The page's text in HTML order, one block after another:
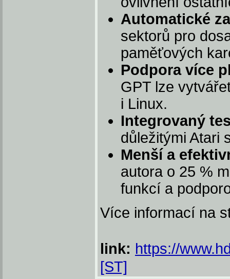
Automatické
sektorů pro
paměťových
Podpora více
GPT lze
i Linux.
Integrovaný
důležitými Atari
Menší a
autora o 25 %
funkcí a
Více informací na
link: https://
[ST]